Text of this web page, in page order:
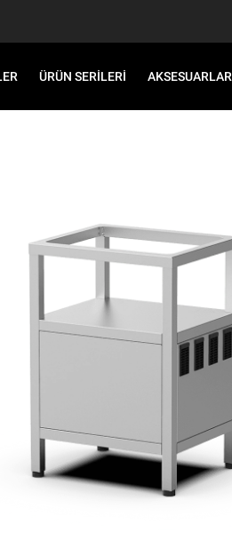
ÜRÜN SERILERI AKSESUARLAR